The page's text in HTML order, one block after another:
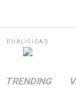
PUBLICIDAD
TRENDING